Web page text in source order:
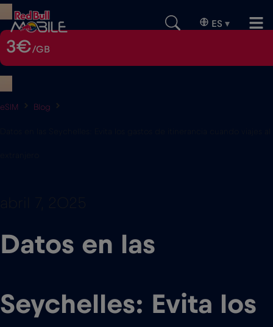
ES ▾
3€/GB
eSIM Blog
abril 7, 2025
Datos en las
Seychelles: Evita los